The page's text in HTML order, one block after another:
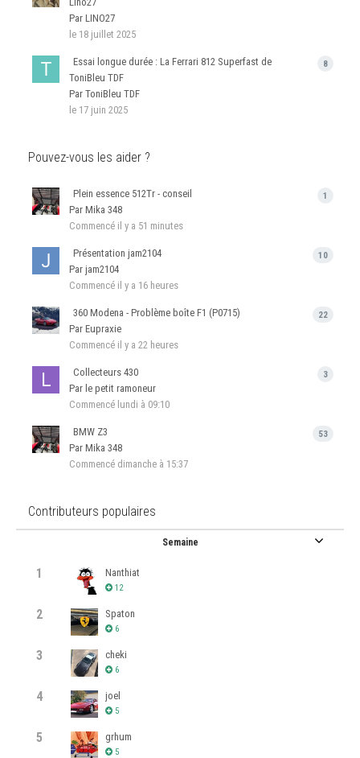
Par LINO27
le 18 juillet 2025
8
Essai longue durée : La Ferrari 812 Superfast de
ToniBleu TDF
Par ToniBleu TDF
le 17 juin 2025
Pouvez-vous les aider ?
1
Plein essence 512Tr - conseil
Par Mika 348
Commencé il y a 51 minutes
10
Présentation jam2104
Par jam2104
Commencé il y a 16 heures
22
360 Modena - Problème boîte F1 (P0715)
Par Eupraxie
Commencé il y a 22 heures
3
Collecteurs 430
Par le petit ramoneur
Commencé lundi à 09:10
53
BMW Z3
Par Mika 348
Commencé dimanche à 15:37
Contributeurs populaires
Semaine
1 Nanthiat
12
2 Spaton
6
3 cheki
6
4 joel
5
5 grhum
5